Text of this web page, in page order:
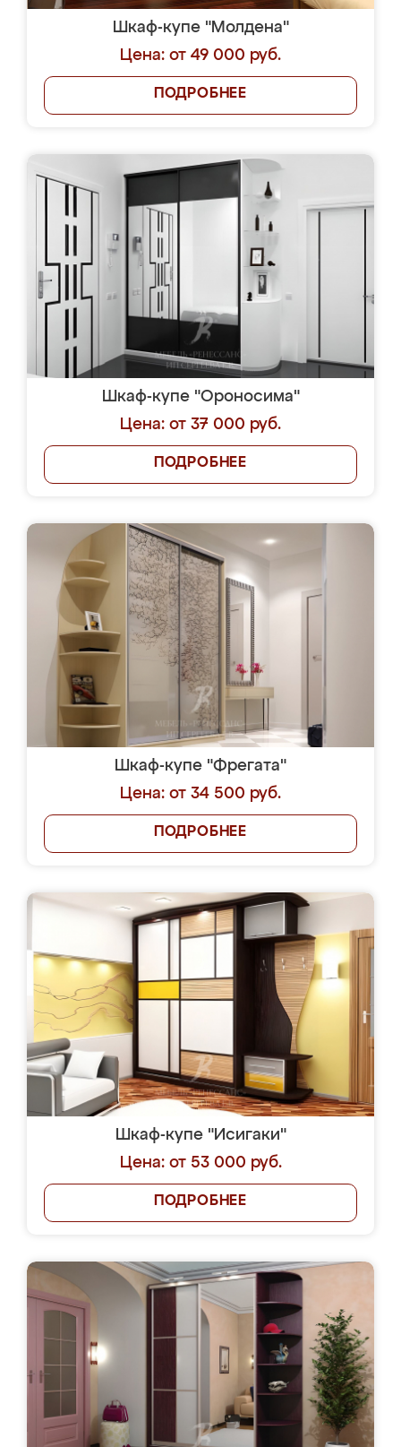
Шкаф-купе "Молдена"
Цена: от 49 000 руб.
ПОДРОБНЕЕ
Шкаф-купе "Ороносима"
Цена: от 37 000 руб.
ПОДРОБНЕЕ
Шкаф-купе "Фрегата"
Цена: от 34 500 руб.
ПОДРОБНЕЕ
Шкаф-купе "Исигаки"
Цена: от 53 000 руб.
ПОДРОБНЕЕ